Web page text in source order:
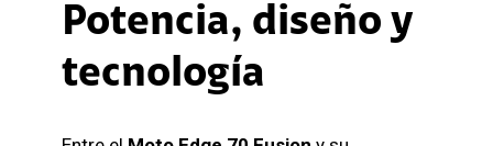
Potencia, diseño y
tecnología